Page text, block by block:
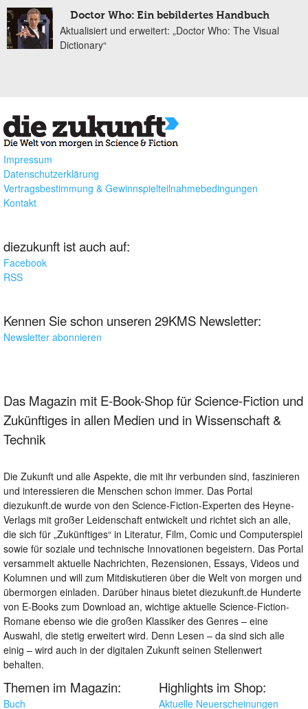
Doctor Who: Ein bebildertes Handbuch
Aktualisiert und erweitert: „Doctor Who: The Visual
Dictionary“
Impressum
Datenschutzerklärung
Vertragsbestimmung & Gewinnspielteilnahmebedingungen
Kontakt
diezukunft ist auch auf:
Facebook
RSS
Kennen Sie schon unseren 29KMS Newsletter:
Newsletter abonnieren
Das Magazin mit E-Book-Shop für Science-Fiction und
Zukünftiges in allen Medien und in Wissenschaft &
Technik
Die Zukunft und alle Aspekte, die mit ihr verbunden sind, faszinieren
und interessieren die Menschen schon immer. Das Portal
diezukunft.de wurde von den Science-Fiction-Experten des Heyne-
Verlags mit großer Leidenschaft entwickelt und richtet sich an alle,
die sich für „Zukünftiges“ in Literatur, Film, Comic und Computerspiel
sowie für soziale und technische Innovationen begeistern. Das Portal
versammelt aktuelle Nachrichten, Rezensionen, Essays, Videos und
Kolumnen und will zum Mitdiskutieren über die Welt von morgen und
übermorgen einladen. Darüber hinaus bietet diezukunft.de Hunderte
von E-Books zum Download an, wichtige aktuelle Science-Fiction-
Romane ebenso wie die großen Klassiker des Genres – eine
Auswahl, die stetig erweitert wird. Denn Lesen – da sind sich alle
einig – wird auch in der digitalen Zukunft seinen Stellenwert
behalten.
Themen im Magazin:
Buch
Highlights im Shop:
Aktuelle Neuerscheinungen